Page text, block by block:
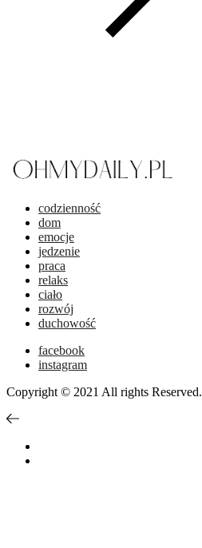
codzienność
dom
emocje
jedzenie
praca
relaks
ciało
rozwój
duchowość
facebook
instagram
Copyright © 2021 All rights Reserved.